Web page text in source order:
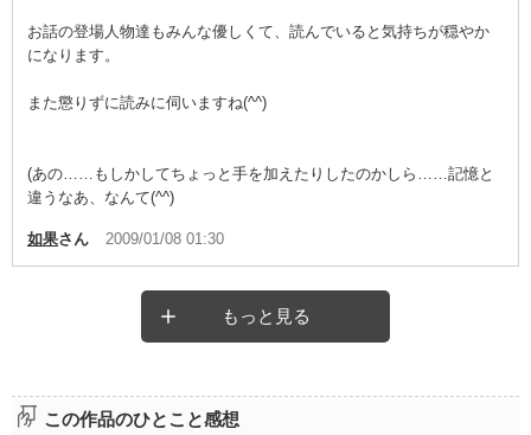
お話の登場人物達もみんな優しくて、読んでいると気持ちが穏やか
になります。
また懲りずに読みに伺いますね(^^)
(あの……もしかしてちょっと手を加えたりしたのかしら……記憶と
違うなあ、なんて(^^)
如果さん 2009/01/08 01:30
もっと見る
この作品のひとこと感想